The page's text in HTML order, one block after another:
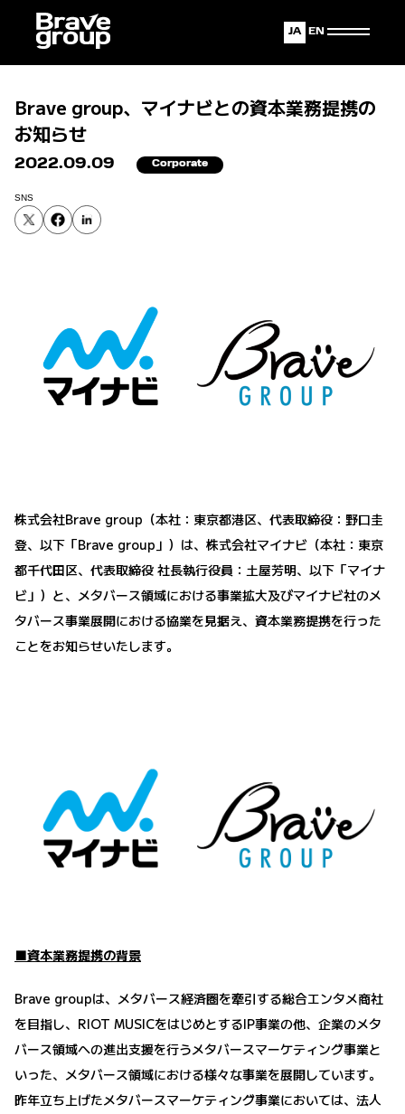
English
Japanese
Brave group、マイナビとの資本業務提携の
お知らせ
2022.09.09 Corporate
SNS
株式会社Brave group（本社：東京都港区、代表取締役：野口圭
登、以下「Brave group」）は、株式会社マイナビ（本社：東京
都千代田区、代表取締役 社長執行役員：土屋芳明、以下「マイナ
ビ」）と、メタバース領域における事業拡大及びマイナビ社のメ
タバース事業展開における協業を見据え、資本業務提携を行った
ことをお知らせいたします。
■資本業務提携の背景
Brave groupは、メタバース経済圏を牽引する総合エンタメ商社
を目指し、RIOT MUSICをはじめとするIP事業の他、企業のメタ
バース領域への進出支援を行うメタバースマーケティング事業と
いった、メタバース領域における様々な事業を展開しています。
昨年立ち上げたメタバースマーケティング事業においては、法人